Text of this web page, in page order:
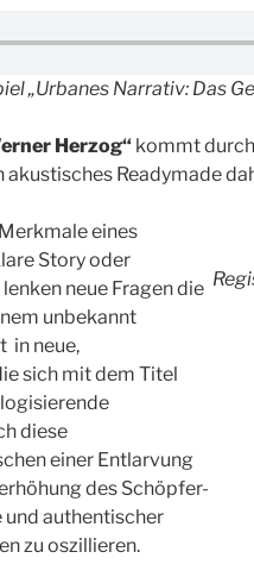
„Urbanes Narrativ: Das
Herzog“ kommt
Readymade
eines
Story oder
neue Fragen die
unbekannt
in neue,
sich mit dem Titel
diese
einer Entlarvung
des Schöpfer-
und authentischer
zu oszillieren.